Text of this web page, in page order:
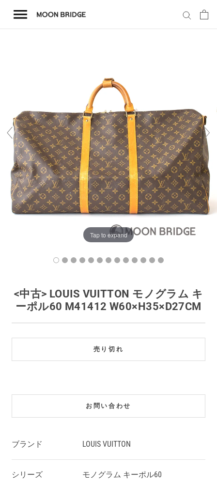
テ
会社概要
事業内容
店舗案内
Tap to expand
<中古> LOUIS VUITTON モノグラム キ
ーポル60 M41412 W60×H35×D27CM
売り切れ
お問い合わせ
ブランド LOUIS VUITTON
シリーズ モノグラム キーポル60